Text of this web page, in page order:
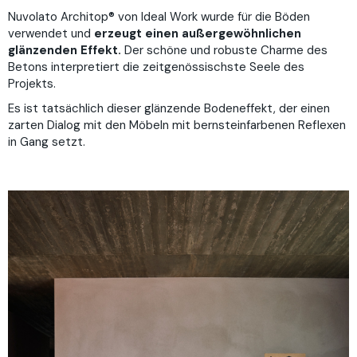
Nuvolato Architop® von Ideal Work wurde für die Böden
verwendet und erzeugt einen außergewöhnlichen
glänzenden Effekt. Der schöne und robuste Charme des
Betons interpretiert die zeitgenössischste Seele des
Projekts.
Es ist tatsächlich dieser glänzende Bodeneffekt, der einen
zarten Dialog mit den Möbeln mit bernsteinfarbenen Reflexen
in Gang setzt.